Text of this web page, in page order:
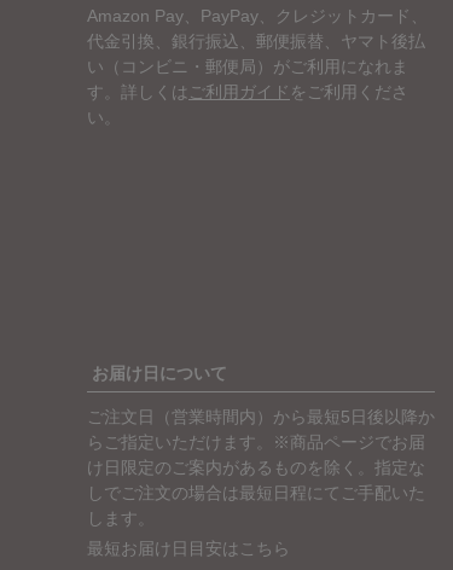
Amazon Pay、PayPay、クレジットカード、
代金引換、銀行振込、郵便振替、ヤマト後払
い（コンビニ・郵便局）がご利用になれま
す。詳しくは ご利用ガイド をご利用くださ
い。
お届け日について
ご注文日（営業時間内）から最短5日後以降か
らご指定いただけます。※商品ページでお届
け日限定のご案内があるものを除く。指定な
しでご注文の場合は最短日程にてご手配いた
します。
最短お届け日目安はこちら